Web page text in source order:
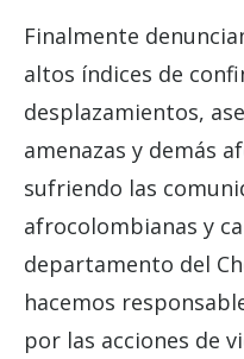
Finalmente
altos índices de
desplazamientos,
amenazas y demás
sufriendo las
afrocolombianas y
departamento del
hacemos
por las acciones de